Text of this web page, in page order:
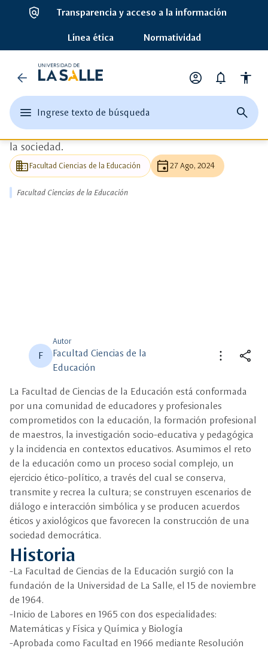
policy Transparencia y acceso a la información
Línea ética Normatividad
arrow_back
Universidad
de
la
Salle
menu
abrir
el
menu
principal
Ingrese texto de búsqueda search
página
de
edit
Ingrese
texto
o
una
palabra
close
cerrar
account_circle notifications accessibility
Ver más detalle
auto_awesome
Notas de facultades y escuelas
Facultad Ciencias de la
Educación
Sembramos valores y promovemos la construcción de
la sociedad.
businessFacultad Ciencias de la Educación event 27 Ago, 2024
Facultad Ciencias de la Educación
F
Autor
Facultad Ciencias de la
Educación
more_vert share
Compartir close
Seleccione un filtro close
description Descripción
view_carouselMultimedia
La Facultad de Ciencias de la Educación está conformada
por una comunidad de educadores y profesionales
comprometidos con la educación, la formación profesional
de maestros, la investigación socio-educativa y pedagógica
y la incidencia en contextos educativos. Asumimos el reto
de la educación como un proceso social complejo, un
ejercicio ético-político, a través del cual se conserva,
transmite y recrea la cultura; se construyen escenarios de
diálogo e interacción simbólica y se producen acuerdos
éticos y axiológicos que favorecen la construcción de una
sociedad democrática.
Historia
-La Facultad de Ciencias de la Educación surgió con la
fundación de la Universidad de La Salle, el 15 de noviembre
de 1964.
-Inicio de Labores en 1965 con dos especialidades:
Matemáticas y Física y Química y Biología
-Aprobada como Facultad en 1966 mediante Resolución